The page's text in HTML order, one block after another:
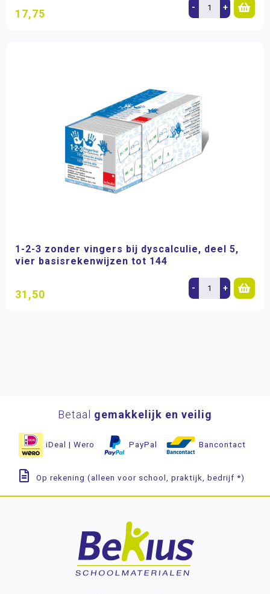
17,75 - +
1-2-3 zonder vingers bij dyscalculie, deel 5,
vier basisrekenwijzen tot 144
31,50 - +
Betaal gemakkelijk en veilig
iDeal | Wero PayPal Bancontact
Op rekening (alleen voor school, praktijk, bedrijf *)